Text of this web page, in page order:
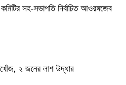
সহ-সভাপতি নির্বাচিত আওরঙ্গজেব
২ জনের লাশ উদ্ধার